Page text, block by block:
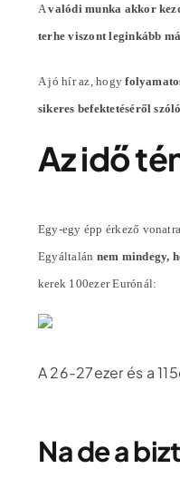
Avalódi munka akkor
terhe viszont leginkább
A jó hír az, hogy
sikeres befektetéséről
Az idő
Egy-egy épp érkező
Egyáltalán nem mindegy,
kerek 100ezer Eurónál:
A 26-27ezer és a
Na de a